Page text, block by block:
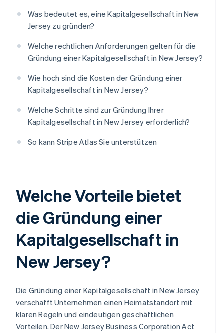
Was bedeutet es, eine Kapitalgesellschaft in New
Jersey zu gründen?
Welche rechtlichen Anforderungen gelten für die
Gründung einer Kapitalgesellschaft in New Jersey?
Wie hoch sind die Kosten der Gründung einer
Kapitalgesellschaft in New Jersey?
Welche Schritte sind zur Gründung Ihrer
Kapitalgesellschaft in New Jersey erforderlich?
So kann Stripe Atlas Sie unterstützen
Welche Vorteile bietet
die Gründung einer
Kapitalgesellschaft in
New Jersey?
Die Gründung einer Kapitalgesellschaft in New Jersey
verschafft Unternehmen einen Heimatstandort mit
klaren Regeln und eindeutigen geschäftlichen
Vorteilen. Der New Jersey Business Corporation Act